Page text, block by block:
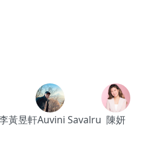
黃昱軒Auvini Savalru 陳妍